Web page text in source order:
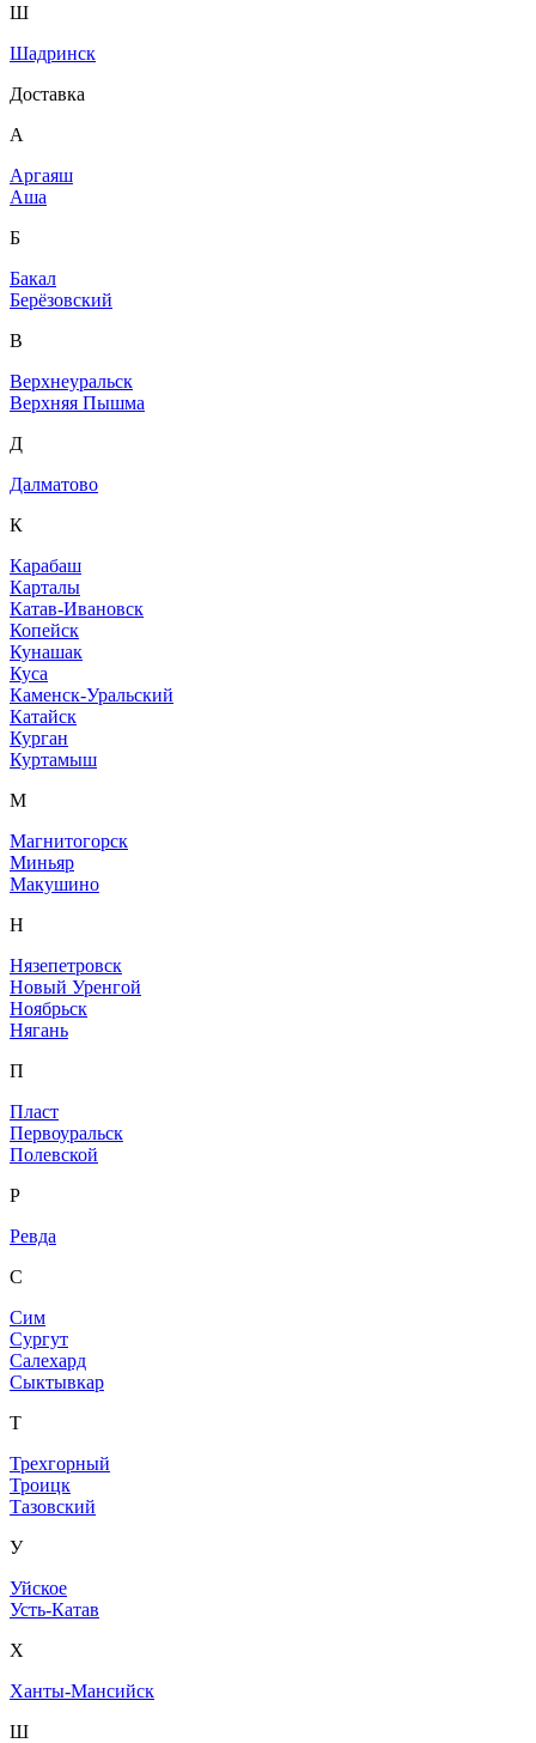
Ш
Шадринск
Доставка
А
Аргаяш
Аша
Б
Бакал
Берёзовский
В
Верхнеуральск
Верхняя Пышма
Д
Далматово
К
Карабаш
Карталы
Катав-Ивановск
Копейск
Кунашак
Куса
Каменск-Уральский
Катайск
Курган
Куртамыш
М
Магнитогорск
Миньяр
Макушино
Н
Нязепетровск
Новый Уренгой
Ноябрьск
Нягань
П
Пласт
Первоуральск
Полевской
Р
Ревда
С
Сим
Сургут
Салехард
Сыктывкар
Т
Трехгорный
Троицк
Тазовский
У
Уйское
Усть-Катав
Х
Ханты-Мансийск
Ш